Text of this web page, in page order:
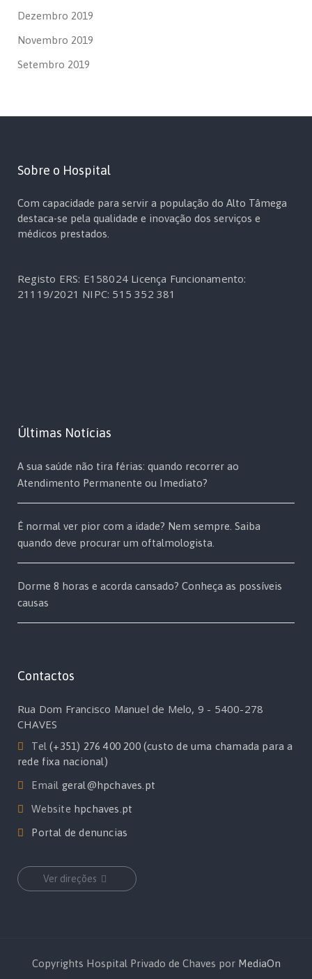
Dezembro 2019
Novembro 2019
Setembro 2019
Sobre o Hospital
Com capacidade para servir a população do Alto Tâmega
destaca-se pela qualidade e inovação dos serviços e
médicos prestados.
Registo ERS: E158024 Licença Funcionamento:
21119/2021 NIPC: 515 352 381
Últimas Notícias
A sua saúde não tira férias: quando recorrer ao
Atendimento Permanente ou Imediato?
É normal ver pior com a idade? Nem sempre. Saiba
quando deve procurar um oftalmologista.
Dorme 8 horas e acorda cansado? Conheça as possíveis
causas
Contactos
Rua Dom Francisco Manuel de Melo, 9 - 5400-278
CHAVES
Tel(+351) 276 400 200 (custo de uma chamada para a
rede fixa nacional)
Email geral@hpchaves.pt
Website hpchaves.pt
Portal de denuncias
Ver direções
Copyrights Hospital Privado de Chaves por MediaOn